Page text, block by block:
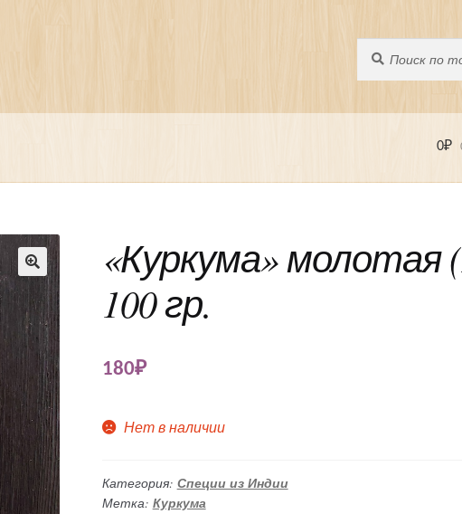
0₽
«Куркума» молотая
100 гр.
180₽
Нет в наличии
Категория: Специи из Индии
Метка: Куркума